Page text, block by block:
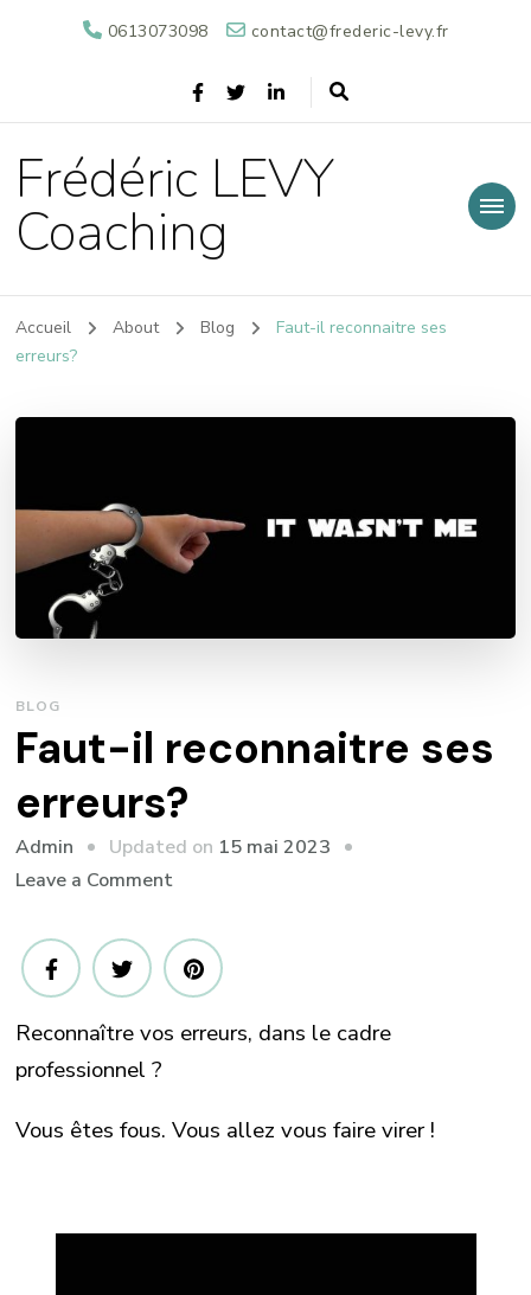
0613073098 contact@frederic-levy.fr
Frédéric LEVY
Coaching
Accueil About Blog
Faut-il reconnaitre ses
erreurs?
BLOG
Faut-il reconnaitre ses
erreurs?
Admin Updated on 15 mai 2023
Leave a Commenton
il
reconnaitre
ses
erreurs?
Reconnaître vos erreurs, dans le cadre
professionnel ?
Vous êtes fous. Vous allez vous faire virer !